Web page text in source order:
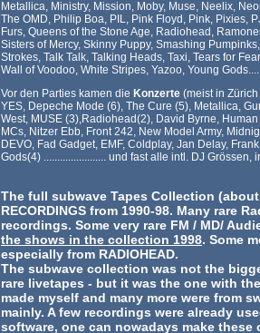
Metallica, Ministry, Mission, Moby, Muse, Neelix,
The OMD, Philip Boa, PIL, Pink Floyd, Pink, Pixies,
Furs, Queens of the Stone Age, Radiohead,
Sisters of Mercy, Skinny Puppy, Smashing
Strokes, Talk Talk, Talking Heads, Taxi, Tears for
Wall of Voodoo, White Stripes, Yazoo, Young
Vor den Parties kamen die Konzerte (meist in
YES, Depeche Mode (6), The Cure (5), Metallica,
West, MUSE (3),Radiohead(2), David Byrne,
MCs, Nitzer Ebb, Front 242, New Model Army,
DEVO, Fad Gadget, EMF, Coldplay, Jan Delay,
Gods(4) ....................... und fast alle intl. DJ Grössen,
The full subwave Tapes Collection (about
RECORDINGS from 1990-98. Many rare
recordings. Some very rare FM / MD/
the shows in the collection 1998. Some
especially from RADIOHEAD.
The subwave collection was not the
rare livetapes - but it was the one with
made myself and many more were from
mainly. A few recordings were already
software, one can nowadays make